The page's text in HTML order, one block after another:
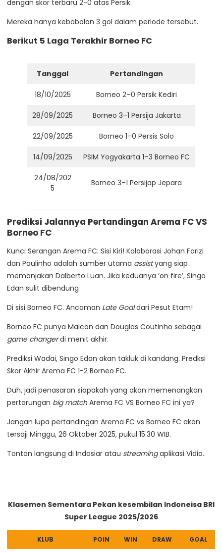
dengan skor terbaru 2-0 atas Persik.
Mereka hanya kebobolan 3 gol dalam periode tersebut.
Berikut 5 Laga Terakhir Borneo FC
Tanggal Pertandingan
18/10/2025 Borneo 2–0 Persik Kediri
28/09/2025 Borneo 3–1 Persija Jakarta
22/09/2025 Borneo 1–0 Persis Solo
14/09/2025 PSIM Yogyakarta 1–3 Borneo FC
24/08/202
5
Borneo 3–1 Persijap Jepara
Prediksi Jalannya Pertandingan Arema FC VS
Borneo FC
Kunci Serangan Arema FC: Sisi Kiri! Kolaborasi Johan Farizi
dan Paulinho adalah sumber utama assistyang siap
memanjakan Dalberto Luan. Jika keduanya ‘on fire’, Singo
Edan sulit dibendung
Di sisi Borneo FC. Ancaman Late Goaldari Pesut Etam!
Borneo FC punya Maicon dan Douglas Coutinho sebagai
game changerdi menit akhir.
Prediksi Wadai, Singo Edan akan takluk di kandang. Predksi
Skor Akhir Arema FC 1-2 Borneo FC.
Duh, jadi penasaran siapakah yang akan memenangkan
pertarungan big matchArema FC VS Borneo FC ini ya?
Jangan lupa pertandingan Arema FC vs Borneo FC akan
tersaji Minggu, 26 Oktober 2025, pukul 15.30 WIB.
Tonton langsung di Indosiar atau streamingaplikasi Vidio.
Klasemen Sementara Pekan kesembilan Indoneisa BRI
Super League 2025/2026
KLUB POIN WIN DRAW GOAL